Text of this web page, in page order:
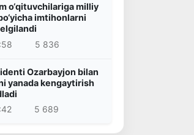
o‘qituvchilariga milliy
imtihonlarni
5 836
Ozarbayjon bilan
yanada kengaytirish
5 689